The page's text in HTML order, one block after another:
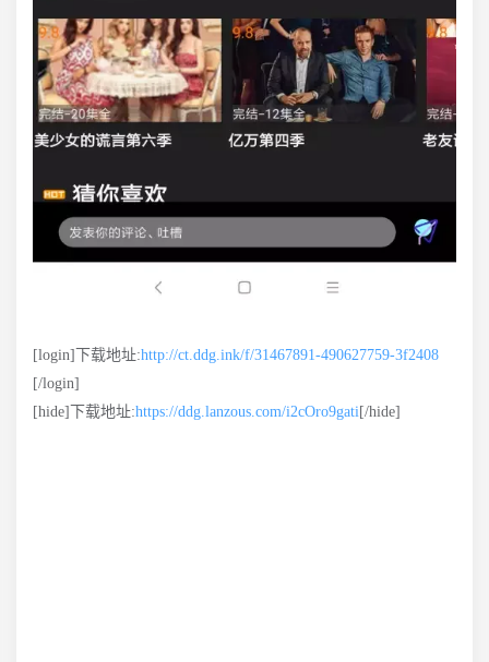
[login]下载地址:http://ct.ddg.ink/f/31467891-490627759-3f2408
[/login]
[hide]下载地址:https://ddg.lanzous.com/i2cOro9gati[/hide]